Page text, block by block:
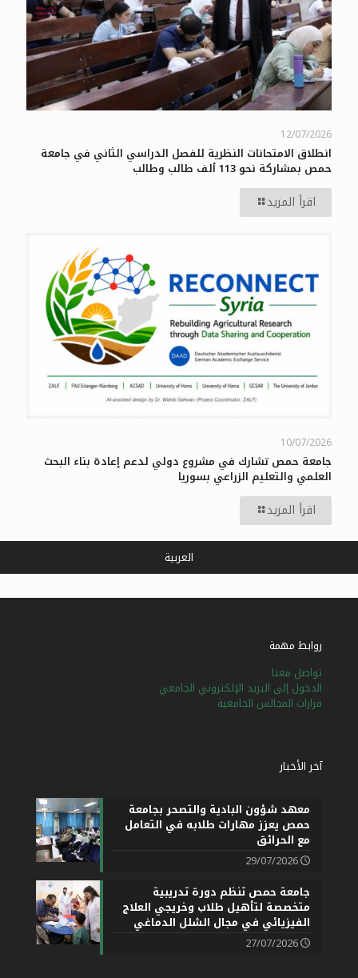
12/07/2026
انطلاق الامتحانات النظرية للفصل الدراسي الثاني في جامعة
حمص بمشاركة نحو 113 ألف طالب وطالب
اقرأ المزيد
10/07/2026
جامعة حمص تشارك في مشروع دولي لدعم إعادة بناء البحث
العلمي والتعليم الزراعي بسوريا
اقرأ المزيد
روابط مهمة
تواصل معنا
الدخول إلى البريد الإلكتروني الجامعي
قرارات المجالس الجامعية
آخر الأخبار
معهد شؤون البادية والتصحر بجامعة
حمص يعزز مهارات طلابه في التعامل
مع الحرائق
29/07/2026
جامعة حمص تنظم دورة تدريبية
متخصصة لتأهيل طلاب وخريجي العلاج
الفيزيائي في مجال الشلل الدماغي
27/07/2026
العربية